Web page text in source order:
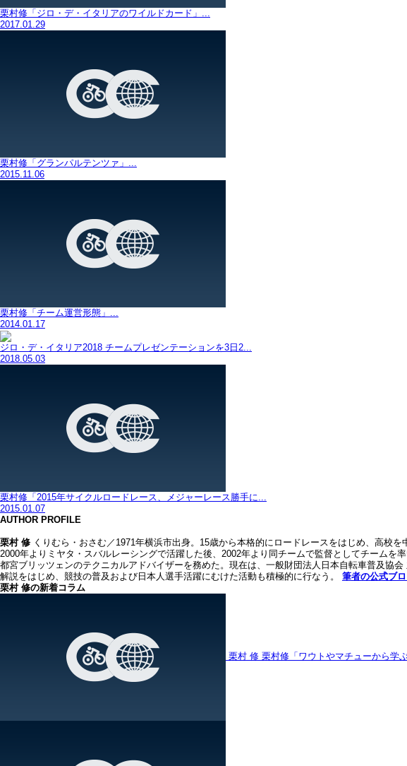
栗村修「ジロ・デ・イタリアのワイルドカード」...
2017.01.29
栗村修「グランパルテンツァ」...
2015.11.06
栗村修「チーム運営形態」...
2014.01.17
ジロ・デ・イタリア2018 チームプレゼンテーションを3日2...
2018.05.03
栗村修「2015年サイクルロードレース、メジャーレース勝手に...
2015.01.07
AUTHOR PROFILE
栗村 修 くりむら・おさむ／1971年横浜市出身。15歳から本格的にロードレースをはじめ、高校
2000年よりミヤタ・スバルレーシングで活躍した後、2002年より同チームで監督としてチーム
都宮ブリッツェンのテクニカルアドバイザーを務めた。現在は、一般財団法人日本自転車普及協
解説をはじめ、競技の普及および日本人選手活躍にむけた活動も積極的に行なう。 筆者の公式ブ
栗村 修の新着コラム
栗村 修 栗村修「ワウトやマチューから学